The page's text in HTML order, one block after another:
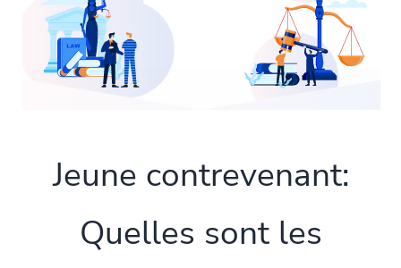
Jeune contrevenant:
Quelles sont les